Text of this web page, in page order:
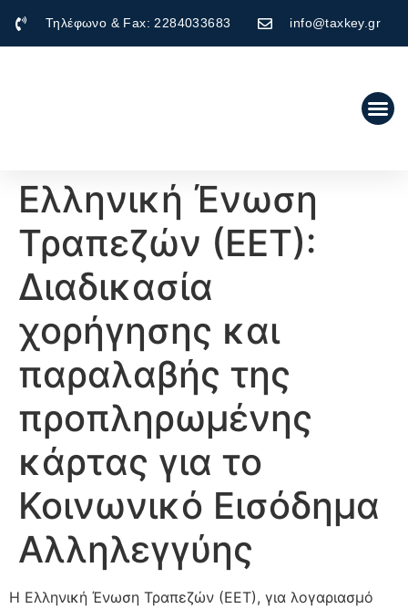
Τηλέφωνο & Fax: 2284033683 info@taxkey.gr
Ελληνική Ένωση
Τραπεζών (ΕΕΤ):
Διαδικασία
χορήγησης και
παραλαβής της
προπληρωμένης
κάρτας για το
Κοινωνικό Εισόδημα
Αλληλεγγύης
Η Ελληνική Ένωση Τραπεζών (ΕΕΤ), για λογαριασμό